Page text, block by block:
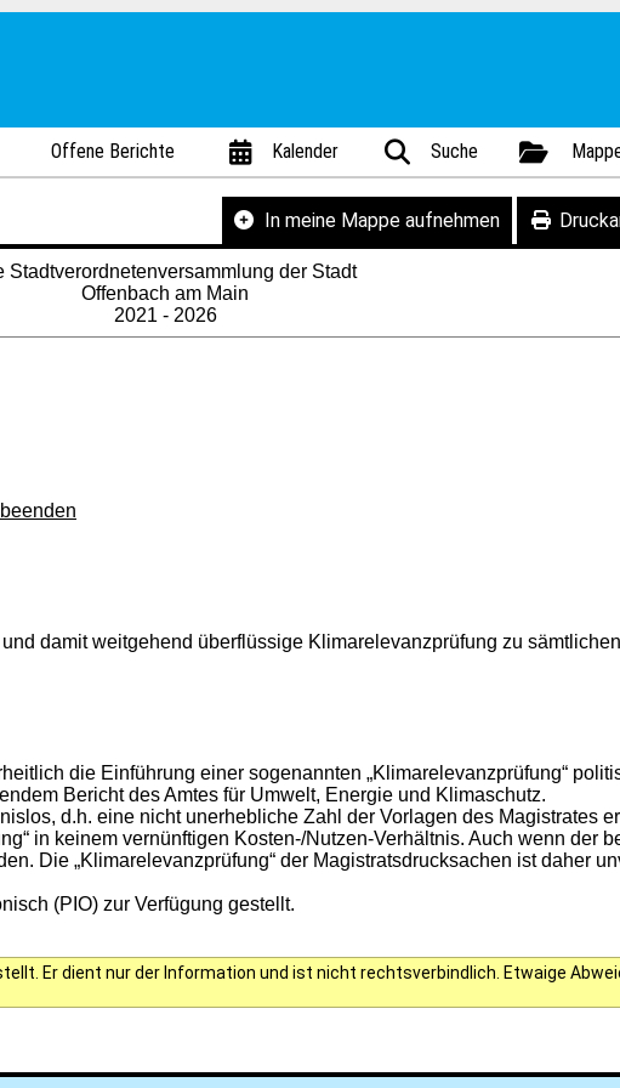
Offene Berichte Kalender Suche
In meine Mappe aufnehmen
Stadtverordnetenversammlung der Stadt
Offenbach am Main
2021 - 2026
damit weitgehend überflüssige Klimarelevanzprüfung zu
die Einführung einer sogenannten „Klimarelevanzprüfung“
Bericht des Amtes für Umwelt, Energie und Klimaschutz.
d.h. eine nicht unerhebliche Zahl der Vorlagen des Magistrates
in keinem vernünftigen Kosten-/Nutzen-Verhältnis. Auch wenn der
Die „Klimarelevanzprüfung“ der Magistratsdrucksachen ist daher
(PIO) zur Verfügung gestellt.
Er dient nur der Information und ist nicht rechtsverbindlich. Etwaige